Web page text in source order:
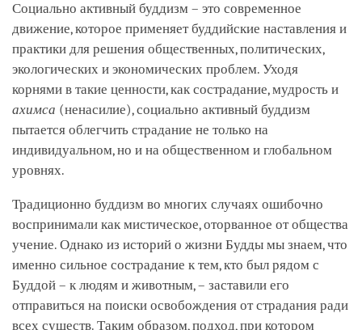
Социально активный буддизм – это современное
движение, которое применяет буддийские наставления и
практики для решения общественных, политических,
экологических и экономических проблем. Уходя
корнями в такие ценности, как сострадание, мудрость и
ахимса (ненасилие), социально активный буддизм
пытается облегчить страдание не только на
индивидуальном, но и на общественном и глобальном
уровнях.
Традиционно буддизм во многих случаях ошибочно
воспринимали как мистическое, оторванное от общества
учение. Однако из историй о жизни Будды мы знаем, что
именно сильное сострадание к тем, кто был рядом с
Буддой – к людям и животным, – заставили его
отправиться на поиски освобождения от страдания ради
всех существ. Таким образом, подход, при котором